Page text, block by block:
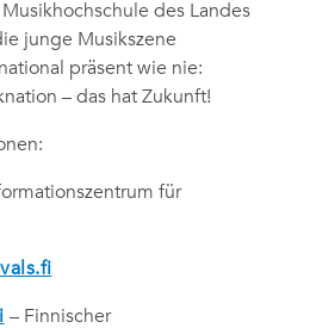
des Landes
junge Musikszene
präsent wie nie:
– das hat Zukunft!
für
– Finnischer